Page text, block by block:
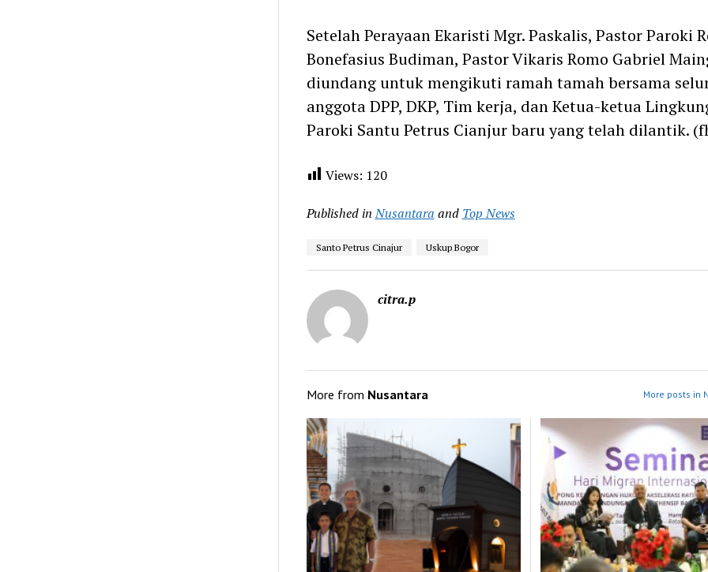
Setelah Perayaan Ekaristi Mgr. Paskalis, Pastor Paroki
Bonefasius Budiman, Pastor Vikaris Romo Gabriel
diundang untuk mengikuti ramah tamah bersama
anggota DPP, DKP, Tim kerja, dan Ketua-ketua
Paroki Santu Petrus Cianjur baru yang telah dilantik.
Views: 120
Published in Nusantara and Top News
Santo Petrus Cinajur Uskup Bogor
citra.p
More from Nusantara More posts in